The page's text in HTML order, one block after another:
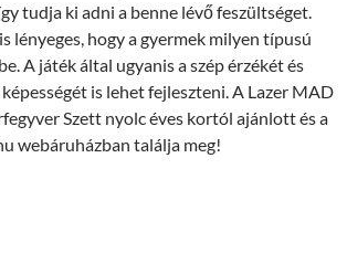
tudja ki adni a benne lévő feszültséget.
lényeges, hogy a gyermek milyen típusú
A játék által ugyanis a szép érzékét és
is lehet fejleszteni. A Lazer MAD
Szett nyolc éves kortól ajánlott és a
webáruházban találja meg!